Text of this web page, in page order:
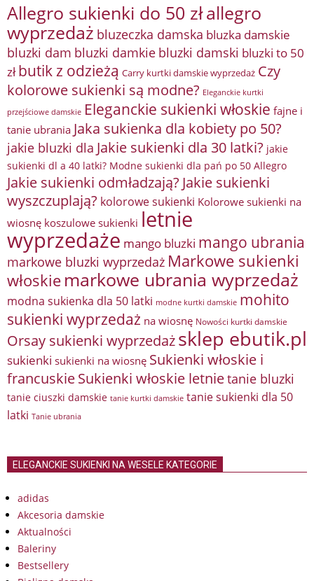
Allegro sukienki do 50 złallegro
wyprzedaż bluzeczka damska bluzka damskie
bluzki dam bluzki damkie bluzki damski bluzki to 50
zł butik z odzieżą Carry kurtki damskie wyprzedaż Czy
kolorowe sukienki są modne? Eleganckie kurtki
przejściowe damskie Eleganckie sukienki włoskie fajne i
tanie ubrania Jaka sukienka dla kobiety po 50?
jakie bluzki dla Jakie sukienki dla 30 latki? jakie
sukienki dl a 40 latki? Modne sukienki dla pań po 50 Allegro
Jakie sukienki odmładzają? Jakie sukienki
wyszczuplają? kolorowe sukienki Kolorowe sukienki na
wiosnę koszulowe sukienki letnie
wyprzedaże mango bluzki mango ubrania
markowe bluzki wyprzedaż Markowe sukienki
włoskie markowe ubrania wyprzedaż
modna sukienka dla 50 latki modne kurtki damskie mohito
sukienki wyprzedaż na wiosnę Nowości kurtki damskie
Orsay sukienki wyprzedażsklep ebutik.pl
sukienki sukienki na wiosnę Sukienki włoskie i
francuskieSukienki włoskie letnietanie bluzki
tanie ciuszki damskie tanie kurtki damskie tanie sukienki dla 50
latki Tanie ubrania
ELEGANCKIE SUKIENKI NA WESELE KATEGORIE
adidas
Akcesoria damskie
Aktualności
Baleriny
Bestsellery